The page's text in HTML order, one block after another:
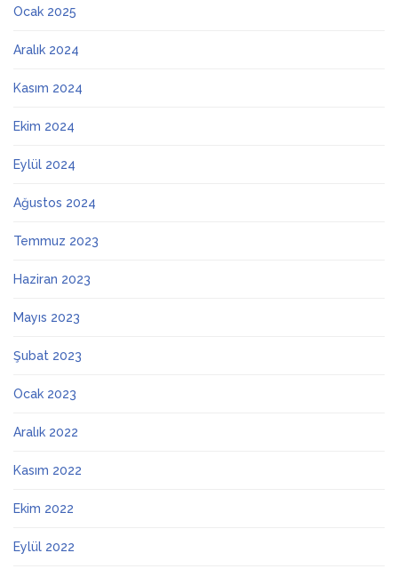
Ocak 2025
Aralık 2024
Kasım 2024
Ekim 2024
Eylül 2024
Ağustos 2024
Temmuz 2023
Haziran 2023
Mayıs 2023
Şubat 2023
Ocak 2023
Aralık 2022
Kasım 2022
Ekim 2022
Eylül 2022